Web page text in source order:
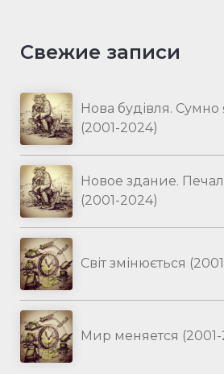
Свежие записи
Нова будівля.
(2001-2024)
Новое здание.
(2001-2024)
Світ змінюється
Мир меняется